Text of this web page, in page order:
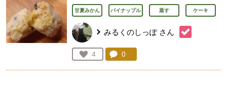
甘夏みかん パイナップル 蒸す ケーキ
みるくのしっぽ さん
お気に入り登録：
4
人が登録
コメント：
0